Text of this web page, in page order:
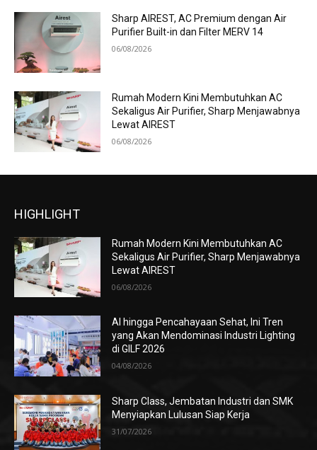
Sharp AIREST, AC Premium dengan Air
Purifier Built-in dan Filter MERV 14
06/08/2026
Rumah Modern Kini Membutuhkan AC
Sekaligus Air Purifier, Sharp Menjawabnya
Lewat AIREST
06/08/2026
HIGHLIGHT
Rumah Modern Kini Membutuhkan AC
Sekaligus Air Purifier, Sharp Menjawabnya
Lewat AIREST
06/08/2026
AI hingga Pencahayaan Sehat, Ini Tren
yang Akan Mendominasi Industri Lighting
di GILF 2026
04/08/2026
Sharp Class, Jembatan Industri dan SMK
Menyiapkan Lulusan Siap Kerja
31/07/2026